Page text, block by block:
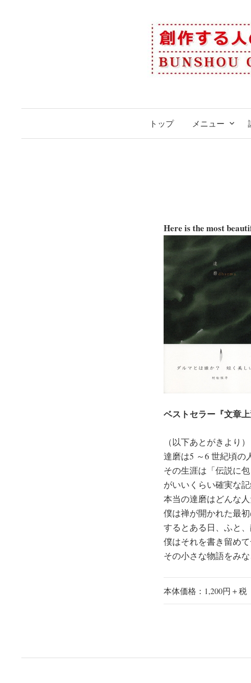
キ
トップ メニュー
Here is the most
ベストセラー『文章
（以下あとがきより）
達磨は5 ～6 世紀頃の
その生涯は「伝説に
がいいくらい確実な
本当の達磨はどんな
僕は禅が開かれた最
するとある日、ふと
僕はそれを書き留め
その小さな物語をみな
本体価格：1,200円＋